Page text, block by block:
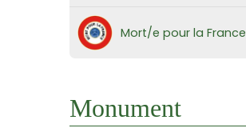
Mort/e pour la France
Monument